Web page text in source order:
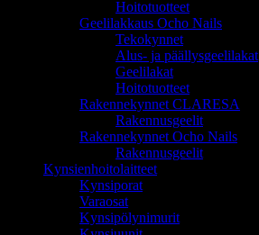
Hoitotuotteet
Geelilakkaus Ocho Nails
Tekokynnet
Alus- ja päällysgeelilakat
Geelilakat
Hoitotuotteet
Rakennekynnet CLARESA
Rakennusgeelit
Rakennekynnet Ocho Nails
Rakennusgeelit
Kynsienhoitolaitteet
Kynsiporat
Varaosat
Kynsipölynimurit